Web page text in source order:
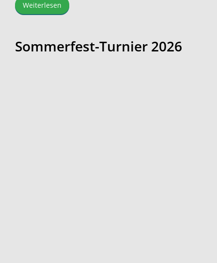
Weiterlesen
Sommerfest-Turnier 2026